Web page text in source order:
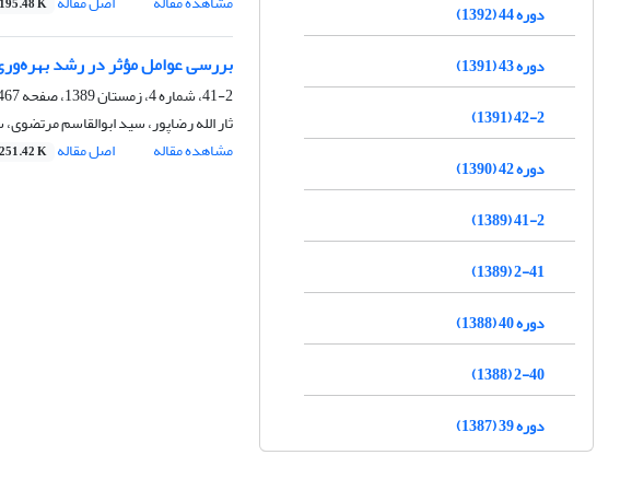
195.48 K
بررسی عوامل مؤثر در رشد
41-2، شماره 4، زمستان 1389، صفحه
479
ثار الله رضاپور، سید ابوالقاسم
مشاهده مقاله
اصل مقاله 251.42 K
دوره 44 (1392)
دوره 43 (1391)
42-2 (1391)
دوره 42 (1390)
41-2 (1389)
2-41 (1389)
دوره 40 (1388)
2-40 (1388)
دوره 39 (1387)